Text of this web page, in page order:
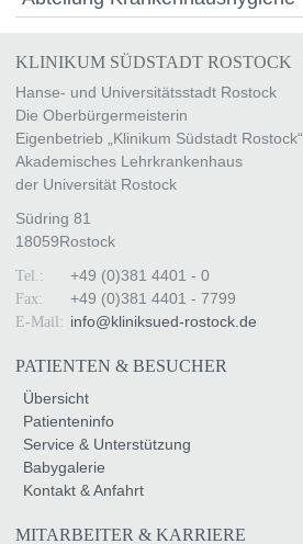
KLINIKUM SÜDSTADT ROSTOCK
Hanse- und Universitätsstadt Rostock
Die Oberbürgermeisterin
Eigenbetrieb „Klinikum Südstadt Rostock“
Akademisches Lehrkrankenhaus
der Universität Rostock
Südring 81
18059Rostock
Tel.: +49 (0)381 4401 - 0
Fax: +49 (0)381 4401 - 7799
E-Mail: info@kliniksued-rostock de
PATIENTEN & BESUCHER
Übersicht
Patienteninfo
Service & Unterstützung
Babygalerie
Kontakt & Anfahrt
MITARBEITER & KARRIERE